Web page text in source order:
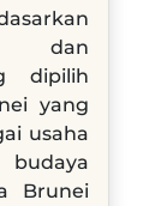
dan
dipilih
yang
usaha
Brunei